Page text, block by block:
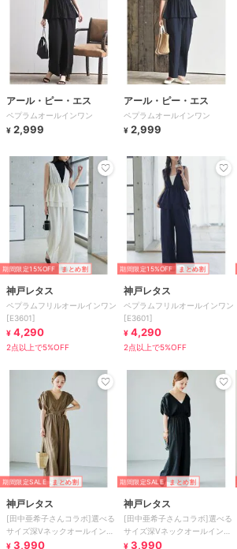
アール・ピー・エス
ペプラムオールインワン
¥ 2,999
アール・ピー・エス
ペプラムオールインワン
¥ 2,999
期間限定15%OFF まとめ割
神戸レタス
ペプラムフリルオールインワン
[E3601]
¥ 4,290
2点以上で5%OFF
期間限定15%OFF まとめ割
神戸レタス
ペプラムフリルオールインワン
[E3601]
¥ 4,290
2点以上で5%OFF
期間限定SALE まとめ割
神戸レタス
[田中亜希子さんコラボ]選べる
サイズ深Vネックオールインワ
ン [E3548]
¥ 3,990
期間限定SALE まとめ割
神戸レタス
[田中亜希子さんコラボ]選べる
サイズ深Vネックオールインワ
ン [E3548]
¥ 3,990